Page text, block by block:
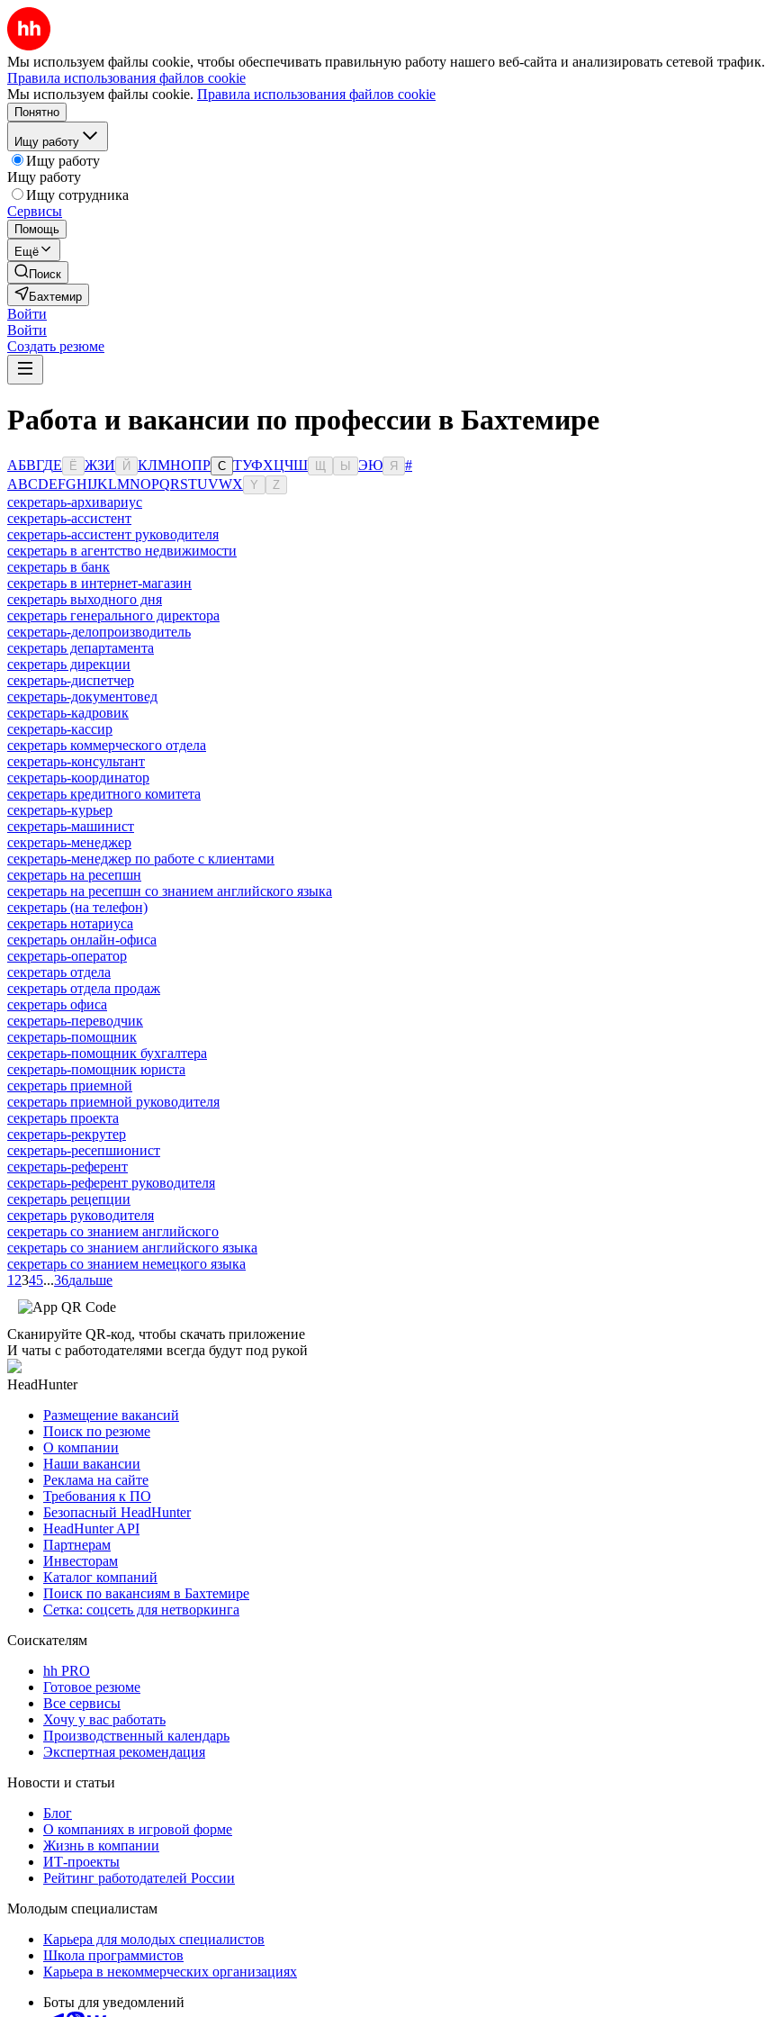
Мы используем файлы cookie, чтобы обеспечивать правильную работу нашего веб-сайта и анализировать сетевой трафик.
Правила использования файлов cookie
Мы используем файлы cookie. Правила использования файлов cookie
Понятно
Ищу работу
Ищу работу
Ищу работу
Ищу сотрудника
Сервисы
Помощь
Ещё
Поиск
Бахтемир
Войти
Войти
Создать резюме
Работа и вакансии по профессии в Бахтемире
АБВГДЕ Ё ЖЗИ Й КЛМНОПР С ТУФХЦЧШ Ы ЭЮ Я
#
ABCDEFGHIJKLMNOPQRSTUVWX Y Z
секретарь-архивариус
секретарь-ассистент
секретарь-ассистент руководителя
секретарь в агентство недвижимости
секретарь в банк
секретарь в интернет-магазин
секретарь выходного дня
секретарь генерального директора
секретарь-делопроизводитель
секретарь департамента
секретарь дирекции
секретарь-диспетчер
секретарь-документовед
секретарь-кадровик
секретарь-кассир
секретарь коммерческого отдела
секретарь-консультант
секретарь-координатор
секретарь кредитного комитета
секретарь-курьер
секретарь-машинист
секретарь-менеджер
секретарь-менеджер по работе с клиентами
секретарь на ресепшн
секретарь на ресепшн со знанием английского языка
секретарь (на телефон)
секретарь нотариуса
секретарь онлайн-офиса
секретарь-оператор
секретарь отдела
секретарь отдела продаж
секретарь офиса
секретарь-переводчик
секретарь-помощник
секретарь-помощник бухгалтера
секретарь-помощник юриста
секретарь приемной
секретарь приемной руководителя
секретарь проекта
секретарь-рекрутер
секретарь-ресепшионист
секретарь-референт
секретарь-референт руководителя
секретарь рецепции
секретарь руководителя
секретарь со знанием английского
секретарь со знанием английского языка
секретарь со знанием немецкого языка
1 2345...36дальше
Сканируйте QR-код, чтобы скачать приложение
И чаты с работодателями всегда будут под рукой
HeadHunter
Размещение вакансий
Поиск по резюме
О компании
Наши вакансии
Реклама на сайте
Требования к ПО
Безопасный HeadHunter
HeadHunter API
Партнерам
Инвесторам
Каталог компаний
Поиск по вакансиям в Бахтемире
Сетка: соцсеть для нетворкинга
Соискателям
hh PRO
Готовое резюме
Все сервисы
Хочу у вас работать
Производственный календарь
Экспертная рекомендация
Новости и статьи
Блог
О компаниях в игровой форме
Жизнь в компании
ИТ-проекты
Рейтинг работодателей России
Молодым специалистам
Карьера для молодых специалистов
Школа программистов
Карьера в некоммерческих организациях
Боты для уведомлений